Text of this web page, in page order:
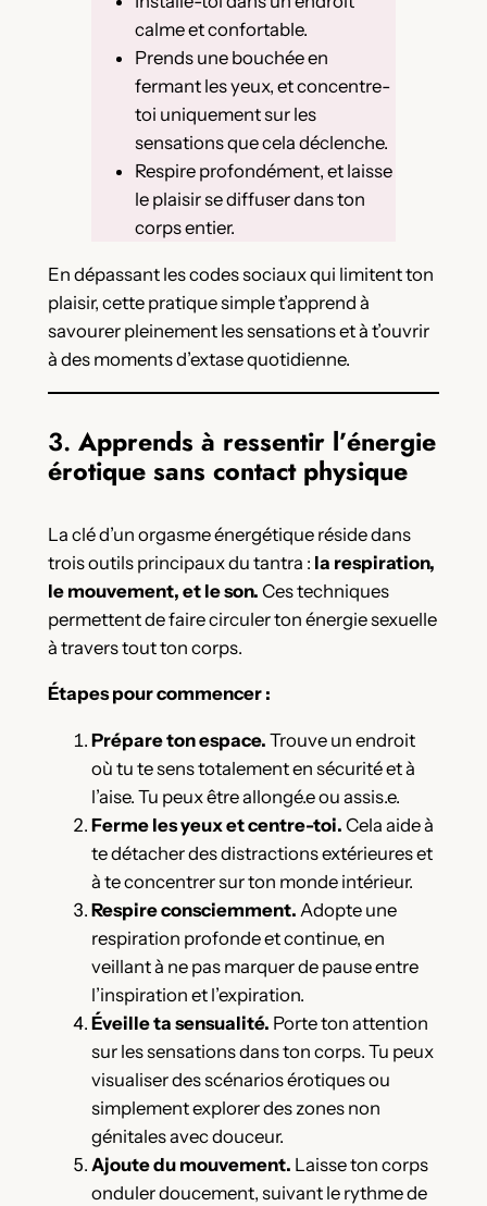
calme et confortable.
Prends une bouchée en
fermant les yeux, et concentre-
toi uniquement sur les
sensations que cela déclenche.
Respire profondément, et laisse
le plaisir se diffuser dans ton
corps entier.
En dépassant les codes sociaux qui limitent ton
plaisir, cette pratique simple t’apprend à
savourer pleinement les sensations et à t’ouvrir
à des moments d’extase quotidienne.
3. Apprends à ressentir l’énergie
érotique sans contact physique
La clé d’un orgasme énergétique réside dans
trois outils principaux du tantra : la respiration,
le mouvement, et le son. Ces techniques
permettent de faire circuler ton énergie sexuelle
à travers tout ton corps.
Étapes pour commencer :
Prépare ton espace. Trouve un endroit
où tu te sens totalement en sécurité et à
l’aise. Tu peux être allongé.e ou assis.e.
Ferme les yeux et centre-toi. Cela aide à
te détacher des distractions extérieures et
à te concentrer sur ton monde intérieur.
Respire consciemment. Adopte une
respiration profonde et continue, en
veillant à ne pas marquer de pause entre
l’inspiration et l’expiration.
Éveille ta sensualité. Porte ton attention
sur les sensations dans ton corps. Tu peux
visualiser des scénarios érotiques ou
simplement explorer des zones non
génitales avec douceur.
Ajoute du mouvement. Laisse ton corps
onduler doucement, suivant le rythme de